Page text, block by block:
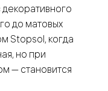
до матовых
Stopsol, когда
но при
— становится